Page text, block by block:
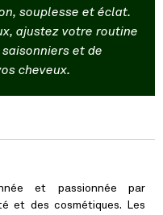
souplesse et éclat.
ajustez votre routine
et de
cheveux.
et passionnée par
et des cosmétiques. Les